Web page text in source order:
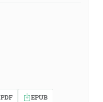
PDF EPUB